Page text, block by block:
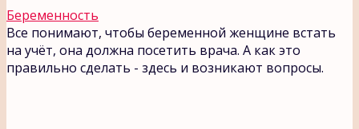
Беременность
Все понимают, чтобы беременной женщине встать
на учёт, она должна посетить врача. А как это
правильно сделать - здесь и возникают вопросы.